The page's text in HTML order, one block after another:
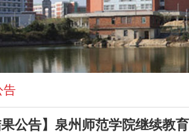
告
果公告】泉州师范学院继续教